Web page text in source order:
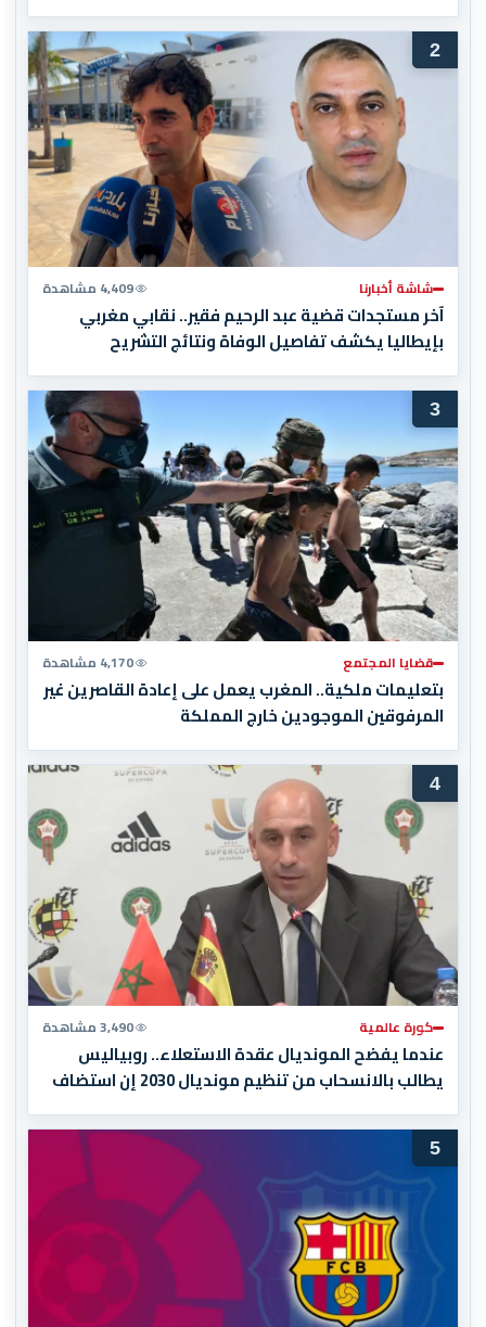
2
شاشة أخبارنا 4,409 مشاهدة
آخر مستجدات قضية عبد الرحيم فقير.. نقابي مغربي
بإيطاليا يكشف تفاصيل الوفاة ونتائج التشريح
3
قضايا المجتمع 4,170 مشاهدة
بتعليمات ملكية.. المغرب يعمل على إعادة القاصرين غير
المرفوقين الموجودين خارج المملكة
4
كورة عالمية 3,490 مشاهدة
عندما يفضح المونديال عقدة الاستعلاء.. روبياليس
يطالب بالانسحاب من تنظيم مونديال 2030 إن استضاف
المغرب المباراة النهائية!
5